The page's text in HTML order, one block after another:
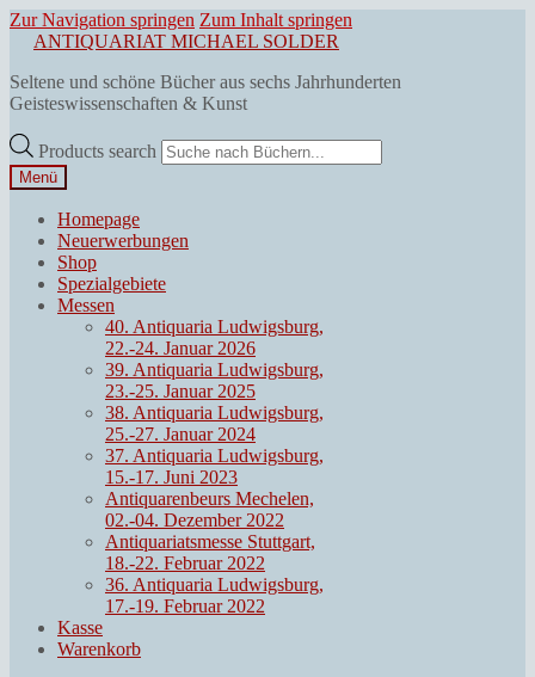
Zur Navigation springen Zum Inhalt springen
ANTIQUARIAT MICHAEL SOLDER
Seltene und schöne Bücher aus sechs Jahrhunderten
Geisteswissenschaften & Kunst
Products search
Menü
Homepage
Neuerwerbungen
Shop
Spezialgebiete
Messen
40. Antiquaria Ludwigsburg,
22.-24. Januar 2026
39. Antiquaria Ludwigsburg,
23.-25. Januar 2025
38. Antiquaria Ludwigsburg,
25.-27. Januar 2024
37. Antiquaria Ludwigsburg,
15.-17. Juni 2023
Antiquarenbeurs Mechelen,
02.-04. Dezember 2022
Antiquariatsmesse Stuttgart,
18.-22. Februar 2022
36. Antiquaria Ludwigsburg,
17.-19. Februar 2022
Kasse
Warenkorb